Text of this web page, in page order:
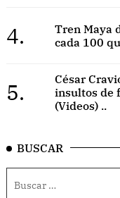
4.
Tren Maya
cada 100
5.
César
insultos de
(Videos) ..
BUSCAR